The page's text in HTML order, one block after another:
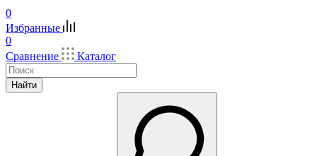
0
Избранные
0
Сравнение
Каталог
Найти